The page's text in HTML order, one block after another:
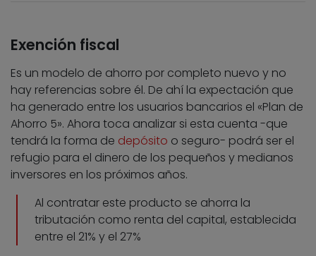
Exención fiscal
Es un modelo de ahorro por completo nuevo y no
hay referencias sobre él. De ahí la expectación que
ha generado entre los usuarios bancarios el «Plan de
Ahorro 5». Ahora toca analizar si esta cuenta -que
tendrá la forma de depósito o seguro- podrá ser el
refugio para el dinero de los pequeños y medianos
inversores en los próximos años.
Al contratar este producto se ahorra la
tributación como renta del capital, establecida
entre el 21% y el 27%